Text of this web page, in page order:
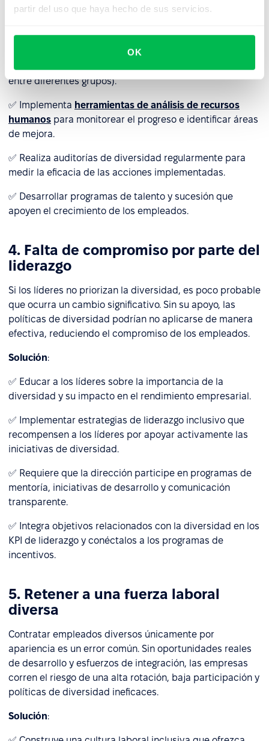
partir del uso que haya hecho de sus servicios.
OK
Solución
✅ Establecerindicadores clave de rendimiento
específicos para los programas de diversidad (por
ejemplo, tasas de contratación, promoción y retención
entre diferentes grupos).
✅ Implementa herramientas de análisis de recursos
humanos para monitorear el progreso e identificar áreas
de mejora.
✅ Realiza auditorías de diversidad regularmente para
medir la eficacia de las acciones implementadas.
✅ Desarrollar programas de talento y sucesión que
apoyen el crecimiento de los empleados.
4. Falta de compromiso por parte del
liderazgo
Si los líderes no priorizan la diversidad, es poco probable
que ocurra un cambio significativo. Sin su apoyo, las
políticas de diversidad podrían no aplicarse de manera
efectiva, reduciendo el compromiso de los empleados.
Solución:
✅ Educar a los líderes sobre la importancia de la
diversidad y su impacto en el rendimiento empresarial.
✅ Implementar estrategias de liderazgo inclusivo que
recompensen a los líderes por apoyar activamente las
iniciativas de diversidad.
✅ Requiere que la dirección participe en programas de
mentoría, iniciativas de desarrollo y comunicación
transparente.
✅ Integra objetivos relacionados con la diversidad en los
KPI de liderazgo y conéctalos a los programas de
incentivos.
5. Retener a una fuerza laboral
diversa
Contratar empleados diversos únicamente por
apariencia es un error común. Sin oportunidades reales
de desarrollo y esfuerzos de integración, las empresas
corren el riesgo de una alta rotación, baja participación y
políticas de diversidad ineficaces.
Solución: